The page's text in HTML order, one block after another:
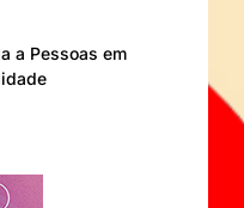
a Pessoas em